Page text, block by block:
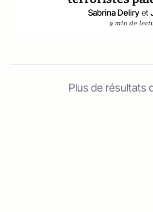
Sabrina Deliry et
9 min de
Plus de résultats